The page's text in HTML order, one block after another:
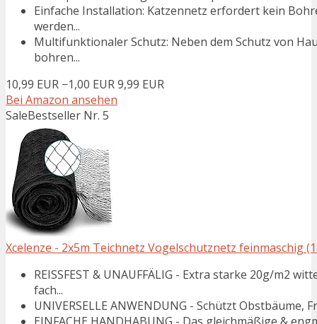
Einfache Installation: Katzennetz erfordert kein
werden...
Multifunktionaler Schutz: Neben dem Schutz von
bohren...
10,99 EUR −1,00 EUR9,99 EUR
Bei Amazon ansehen
SaleBestseller Nr. 5
Xcelenze - 2x5m Teichnetz Vogelschutznetz feinmaschig
REISSFEST & UNAUFFÄLIG - Extra starke 20g/m2
fach...
UNIVERSELLE ANWENDUNG - Schützt